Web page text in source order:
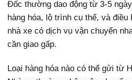
Đốc thường dao động từ 3-5
hàng hóa, lộ trình cụ thể, và
nhà xe có dịch vụ vận chuyển
cần giao gấp.
Loại hàng hóa nào có thể gửi từ